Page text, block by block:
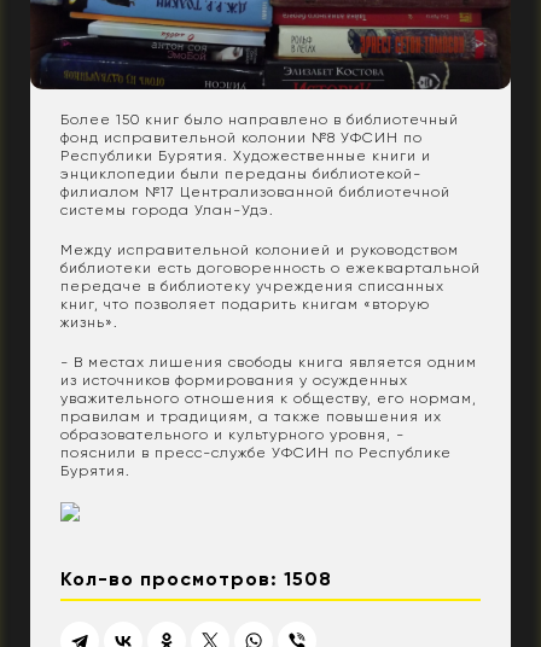
Более 150 книг было направлено в библиотечный
фонд исправительной колонии №8 УФСИН по
Республики Бурятия. Художественные книги и
энциклопедии были переданы библиотекой-
филиалом №17 Централизованной библиотечной
системы города Улан-Удэ.
Между исправительной колонией и руководством
библиотеки есть договоренность о ежеквартальной
передаче в библиотеку учреждения списанных
книг, что позволяет подарить книгам «вторую
жизнь».
- В местах лишения свободы книга является одним
из источников формирования у осужденных
уважительного отношения к обществу, его нормам,
правилам и традициям, а также повышения их
образовательного и культурного уровня, -
пояснили в пресс-службе УФСИН по Республике
Бурятия.
Кол-во просмотров: 1508